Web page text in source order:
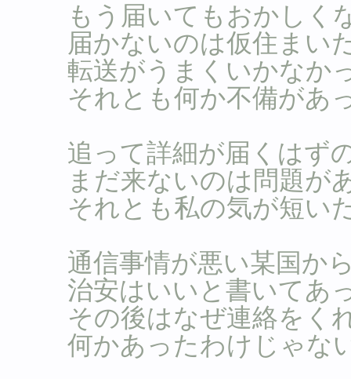
もう届いてもおかしく
届かないのは仮住まい
転送がうまくいかなか
それとも何か不備があ
追って詳細が届くはず
まだ来ないのは問題が
それとも私の気が短い
通信事情が悪い某国か
治安はいいと書いてあ
その後はなぜ連絡をく
何かあったわけじゃな